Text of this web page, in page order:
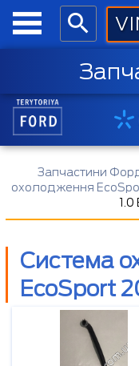
Запчастини
охолодження
1.0
Система
EcoSport